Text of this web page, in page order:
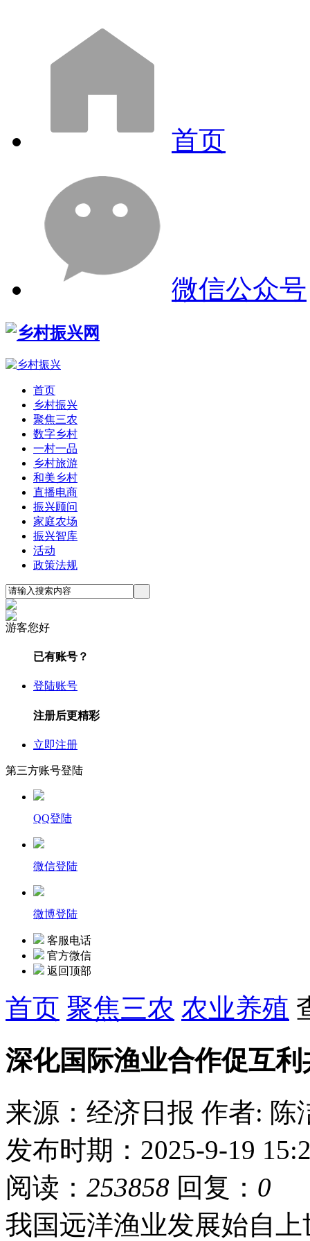
首页
微信公众号
首页
乡村振兴
聚焦三农
数字乡村
一村一品
乡村旅游
和美乡村
直播电商
振兴顾问
家庭农场
振兴智库
活动
政策法规
游客您好
已有账号？
登陆账号
注册后更精彩
立即注册
第三方账号登陆
QQ登陆
微信登陆
微博登陆
客服电话
官方微信
返回顶部
首页 聚焦三农 农业养殖
深化国际渔业合作促互利
来源：经济日报 作者: 陈
发布时期：2025-9-19
阅读： 253858 回复： 0
我国远洋渔业发展始自